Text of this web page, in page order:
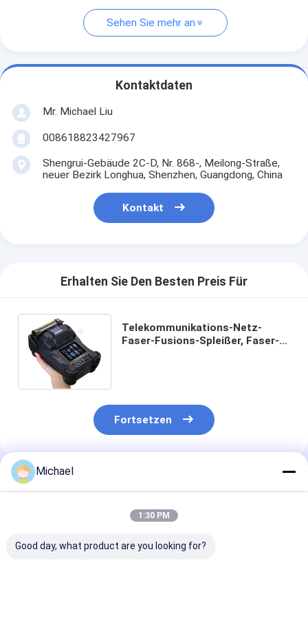
Sehen Sie mehr an
Kontaktdaten
Mr. Michael Liu
008618823427967
Shengrui-Gebäude 2C-D, Nr. 868-, Meilong-Straße,
neuer Bezirk Longhua, Shenzhen, Guangdong, China
Kontakt
Erhalten Sie Den Besten Preis Für
Telekommunikations-Netz-
Faser-Fusions-Spleißer, Faser-
Fortsetzen
Empfohlene Produkte
Michael
1:30 PM
Good day, what product are you looking for?